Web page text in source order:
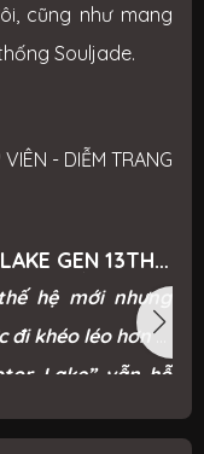
cũng như mang
Souljade.
VIÊN - DIỄM TRANG
GEN 13TH
SẼ TIẾP TỤC
hệ mới nhưng
khéo léo hơn vì
Lake” vẫn hỗ